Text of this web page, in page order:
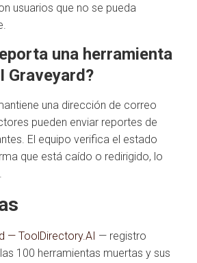
usuarios que no se pueda
una herramienta
Graveyard?
una dirección de correo
pueden enviar reportes de
El equipo verifica el estado
que está caído o redirigido, lo
— ToolDirectory.AI — registro
100 herramientas muertas y sus